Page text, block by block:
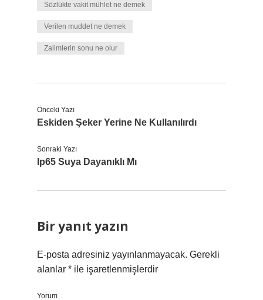
Sözlükte vakit mühlet ne demek
Verilen muddet ne demek
Zalimlerin sonu ne olur
Önceki Yazı
Eskiden Şeker Yerine Ne Kullanılırdı
Sonraki Yazı
Ip65 Suya Dayanıklı Mı
Bir yanıt yazın
E-posta adresiniz yayınlanmayacak. Gerekli
alanlar * ile işaretlenmişlerdir
Yorum